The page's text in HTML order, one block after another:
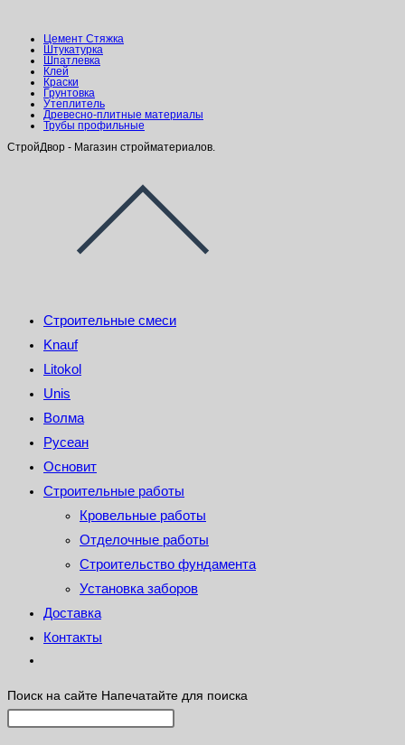
Цемент Стяжка
Штукатурка
Шпатлевка
Клей
Краски
Грунтовка
Утеплитель
Древесно-плитные материалы
Трубы профильные
СтройДвор - Магазин стройматериалов.
Строительные смеси
Knauf
Litokol
Unis
Волма
Русеан
Основит
Строительные работы
Кровельные работы
Отделочные работы
Строительство фундамента
Установка заборов
Доставка
Контакты
Поиск на сайте Напечатайте для поиска